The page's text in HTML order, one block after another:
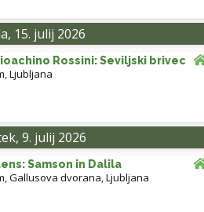
15. julij 2026
Rossini: Seviljski brivec
,Ljubljana
9. julij 2026
Samson in Dalila
Gallusova dvorana,Ljubljana